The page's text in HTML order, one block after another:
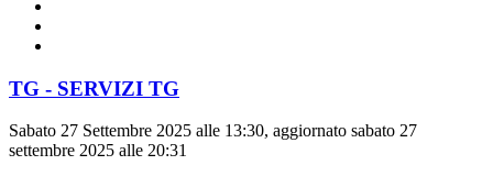
TG - SERVIZI TG
Sabato 27 Settembre 2025 alle 13:30, aggiornato sabato 27
settembre 2025 alle 20:31